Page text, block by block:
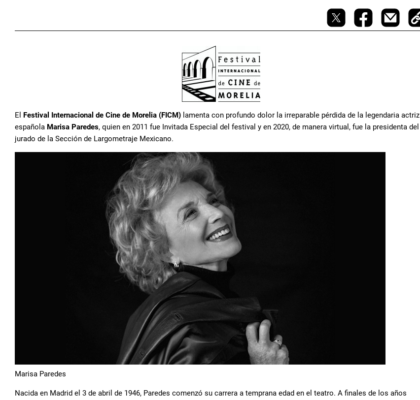
El Festival Internacional de Cine de Morelia (FICM) lamenta con profundo dolor la irreparable pérdida de la legendaria actriz
española Marisa Paredes, quien en 2011 fue Invitada Especial del festival y en 2020, de manera virtual, fue la presidenta del
jurado de la Sección de Largometraje Mexicano.
Marisa Paredes
Nacida en Madrid el 3 de abril de 1946, Paredes comenzó su carrera a temprana edad en el teatro. A finales de los años